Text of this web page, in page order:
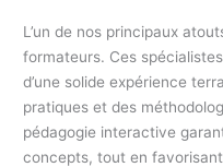
L’un de nos principaux
formateurs. Ces
d’une solide expérience
pratiques et des
pédagogie interactive
concepts, tout en